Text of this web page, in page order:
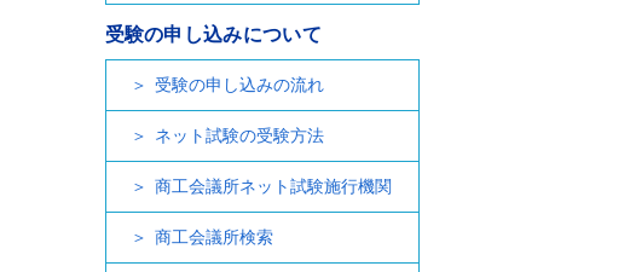
受験の申し込みについて
受験の申し込みの流れ
ネット試験の受験方法
商工会議所ネット試験施行機関
商工会議所検索